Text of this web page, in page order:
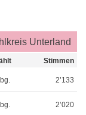
Unterland
Stimmen
2’133
2’020